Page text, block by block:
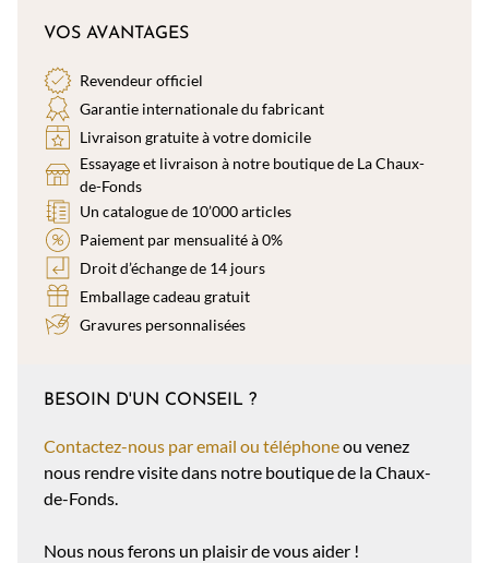
VOS AVANTAGES
Revendeur officiel
Garantie internationale du fabricant
Livraison gratuite à votre domicile
Essayage et livraison à notre boutique de La Chaux-
de-Fonds
Un catalogue de 10’000 articles
Paiement par mensualité à 0%
Droit d’échange de 14 jours
Emballage cadeau gratuit
Gravures personnalisées
BESOIN D'UN CONSEIL ?
Contactez-nous par email ou téléphoneou venez
nous rendre visite dans notre boutique de la Chaux-
de-Fonds.
Nous nous ferons un plaisir de vous aider !